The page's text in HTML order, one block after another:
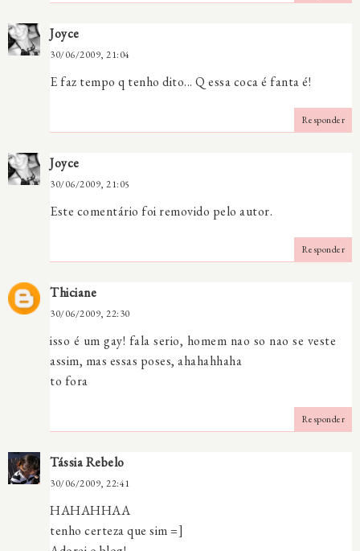
Joyce
30/06/2009, 21:04
E faz tempo q tenho dito... Q essa coca é fanta é!
Responder
Joyce
30/06/2009, 21:05
Este comentário foi removido pelo autor.
Responder
Thiciane
30/06/2009, 22:30
isso é um gay! fala serio, homem nao so nao se veste
assim, mas essas poses, ahahahhaha
to fora
Responder
Tássia Rebelo
30/06/2009, 22:41
HAHAHHAA
tenho certeza que sim =]